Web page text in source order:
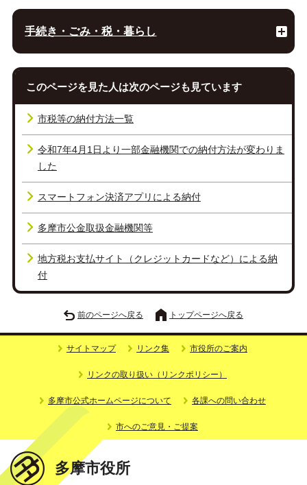
手続き・ごみ・税・暮らし
このページを見た人は次のページも見ています
市税等の納付方法一覧
令和7年4月1日より一部金融機関での納付方法が変わりま
した
スマートフォン決済アプリによる納付
多摩市公金取扱金融機関等
地方税お支払サイト（クレジットカードなど）による納
付
前のページへ戻る トップページへ戻る
サイトマップ リンク集 市役所のご案内
リンクの取り扱い（リンクポリシー）
多摩市公式ホームページについて 各課への問い合わせ
市へのご意見・ご提案
多摩市役所